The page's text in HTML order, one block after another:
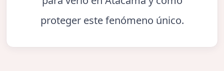
proteger este fenómeno único.